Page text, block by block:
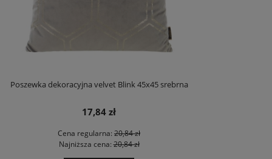
Poszewka dekoracyjna velvet Blink 45x45 srebrna
17,84 zł
Cena regularna: 20,84 zł
Najniższa cena:20,84 zł